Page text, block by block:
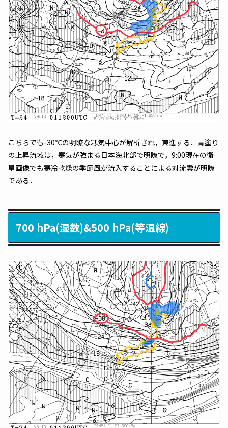
こちらでも-30℃の明瞭な寒気中心が解析され，東進する．青塗り
の上昇流域は，寒気が強まる日本海北部で明瞭で，9:00現在の衛
星画像でも寒冷乾燥の季節風が流入することによる対流雲が明瞭
である．
700 hPa(湿数)&500 hPa(等温線)